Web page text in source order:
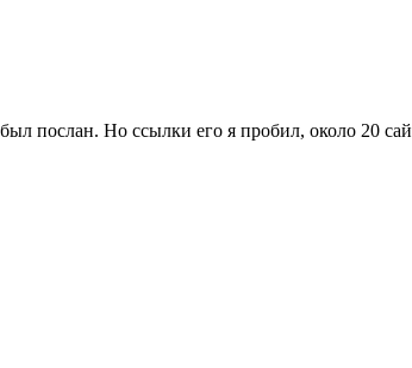
послан. Но ссылки его я пробил, около 20